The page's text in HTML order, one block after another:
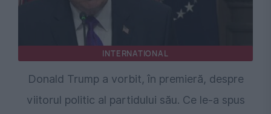
INTERNATIONAL
Donald Trump a vorbit, în premieră, despre
viitorul politic al partidului său. Ce le-a spus